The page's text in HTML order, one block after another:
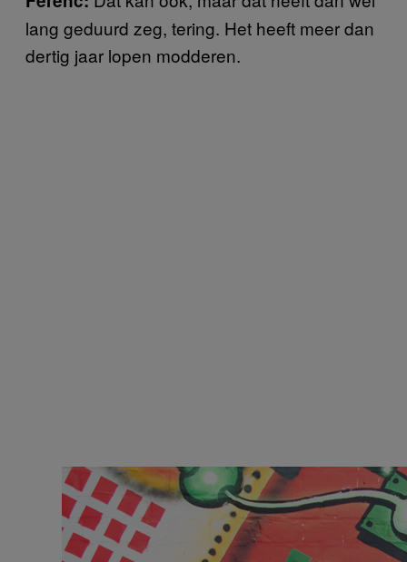
lang geduurd zeg, tering. Het heeft meer dan
dertig jaar lopen modderen.